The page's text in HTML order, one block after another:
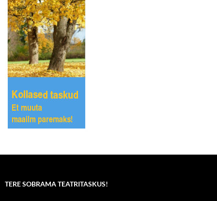
TERE SOBRAMA TEATRITASKUS!